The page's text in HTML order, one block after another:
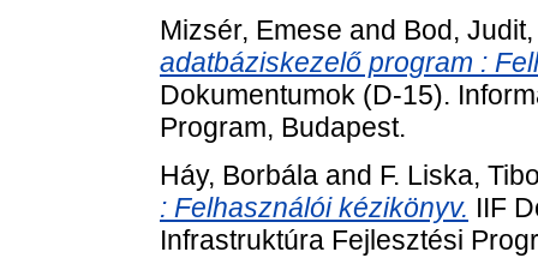
Mizsér, Emese and Bod, Judit
adatbáziskezelő program :
Dokumentumok (D-15).
Program, Budapest.
Háy, Borbála and F. Liska,
: Felhasználói kézikönyv. IIF
Infrastruktúra Fejlesztési